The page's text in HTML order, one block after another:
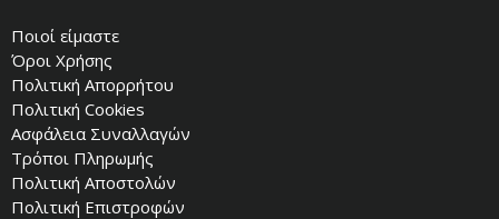
Ποιοί είμαστε
Όροι Χρήσης
Πολιτική Απορρήτου
Πολιτική Cookies
Ασφάλεια Συναλλαγών
Τρόποι Πληρωμής
Πολιτική Αποστολών
Πολιτική Επιστροφών